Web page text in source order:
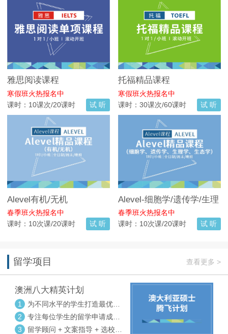
雅思阅读课程
寒假班火热报名中
课时：10课次/20课时
试 听
托福精品课程
寒假班火热报名中
课时：30课次/60课时
试 听
Alevel有机/无机
春季班火热报名中
课时：10次课/20课时
试 听
Alevel-细胞学/遗传学/生理
学/生态学
春季班火热报名中
课时：10次课/20课时
试 听
留学项目 查看更多 >
澳洲八大精英计划
1
为不同水平的学生打造最优选
校方案
2
专注每位学生的留学申请成功
率
3
留学顾问 + 文案指导 + 选校申